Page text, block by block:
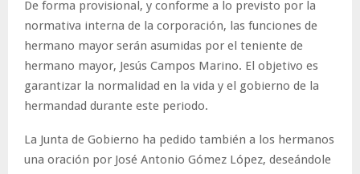
De forma provisional, y conforme a lo previsto por la
normativa interna de la corporación, las funciones de
hermano mayor serán asumidas por el teniente de
hermano mayor, Jesús Campos Marino. El objetivo es
garantizar la normalidad en la vida y el gobierno de la
hermandad durante este periodo.
La Junta de Gobierno ha pedido también a los hermanos
una oración por José Antonio Gómez López, deseándole